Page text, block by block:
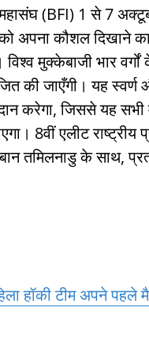
महासंघ (BFI) 1 से 7
अपना कौशल दिखाने
मुक्केबाजी भार
की जाएँगी। यह
करेगा, जिससे यह
8वीं एलीट राष्ट्रीय
तमिलनाडु के साथ,
हॉकी टीम अपने